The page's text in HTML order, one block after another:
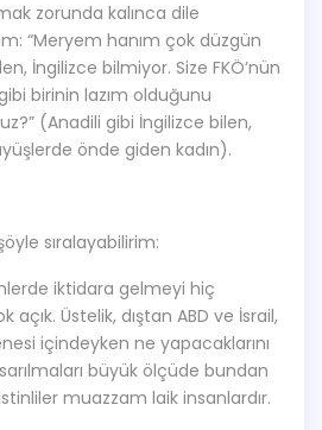
zorunda kalınca dile
“Meryem hanım çok düzgün
İngilizce bilmiyor. Size FKÖ’nün
birinin lazım olduğunu
(Anadili gibi İngilizce bilen,
önde giden kadın).
sıralayabilirim:
iktidara gelmeyi hiç
Üstelik, dıştan ABD ve İsrail,
içindeyken ne yapacaklarını
büyük ölçüde bundan
muazzam laik insanlardır.